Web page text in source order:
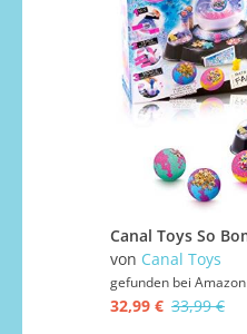
von Canal Toys
gefunden bei Amazon
32,99 € 33,99 €